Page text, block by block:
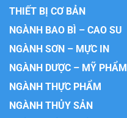
THIẾT BỊ CƠ BẢN
NGÀNH BAO BÌ – CAO SU
NGÀNH SƠN – MỰC IN
NGÀNH DƯỢC – MỸ PHẨM
NGÀNH THỰC PHẨM
NGÀNH THỦY SẢN